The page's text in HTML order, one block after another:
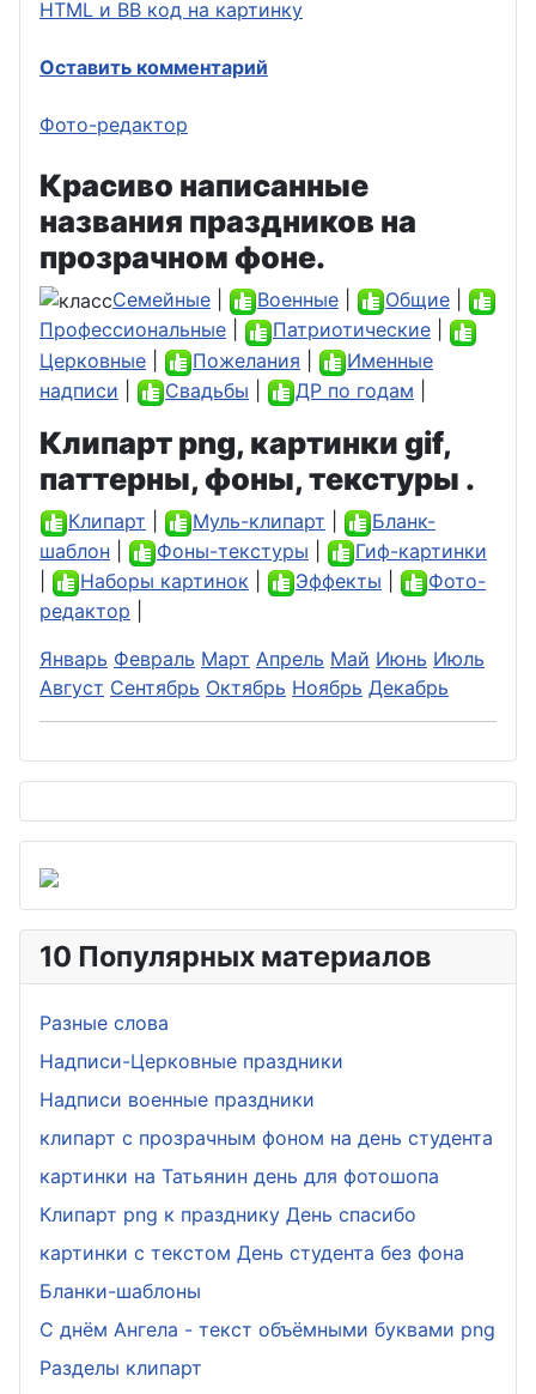
HTML и BB код на картинку
Оставить комментарий
Фото-редактор
Красиво написанные
названия праздников на
прозрачном фоне.
Семейные Военные Общие
Профессиональные
Патриотические
Церковные
Пожелания
Именные
надписи
Свадьбы ДР по годам
Клипарт png, картинки gif,
паттерны, фоны, текстуры .
Клипарт Муль-клипарт
Бланк-
шаблон
Фоны-текстуры
Гиф-картинки
Наборы картинок Эффекты
Фото-
редактор
Январь Февраль Март Апрель Май Июнь Июль
Август Сентябрь Октябрь Ноябрь Декабрь
10 Популярных материалов
Разные слова
Надписи-Церковные праздники
Надписи военные праздники
клипарт с прозрачным фоном на день студента
картинки на Татьянин день для фотошопа
Клипарт png к празднику День спасибо
картинки с текстом День студента без фона
Бланки-шаблоны
С днём Ангела - текст объёмными буквами png
Разделы клипарт